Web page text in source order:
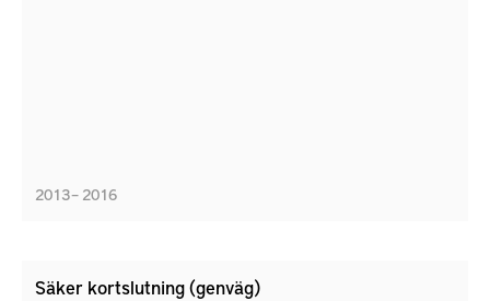
2013 – 2016
Säker kortslutning (genväg)